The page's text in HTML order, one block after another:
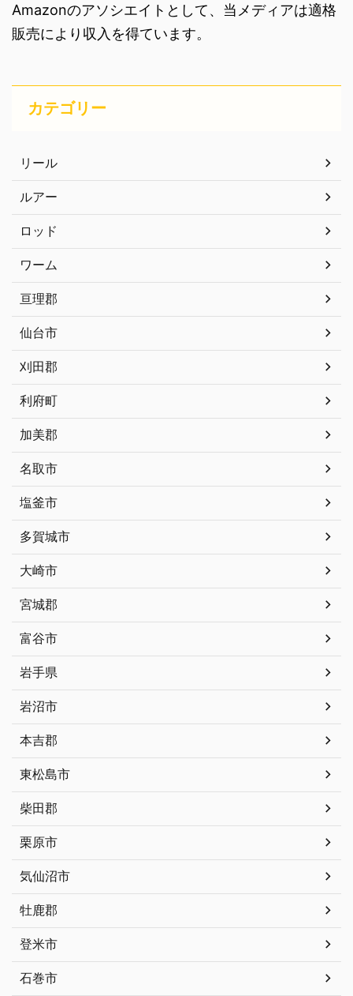
Amazonのアソシエイトとして、当メディアは適格
販売により収入を得ています。
カテゴリー
リール
ルアー
ロッド
ワーム
亘理郡
仙台市
刈田郡
利府町
加美郡
名取市
塩釜市
多賀城市
大崎市
宮城郡
富谷市
岩手県
岩沼市
本吉郡
東松島市
柴田郡
栗原市
気仙沼市
牡鹿郡
登米市
石巻市